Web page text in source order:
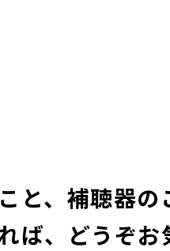
と、補聴器の
ば、どうぞお